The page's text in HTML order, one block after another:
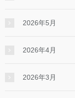
2026年5月
2026年4月
2026年3月